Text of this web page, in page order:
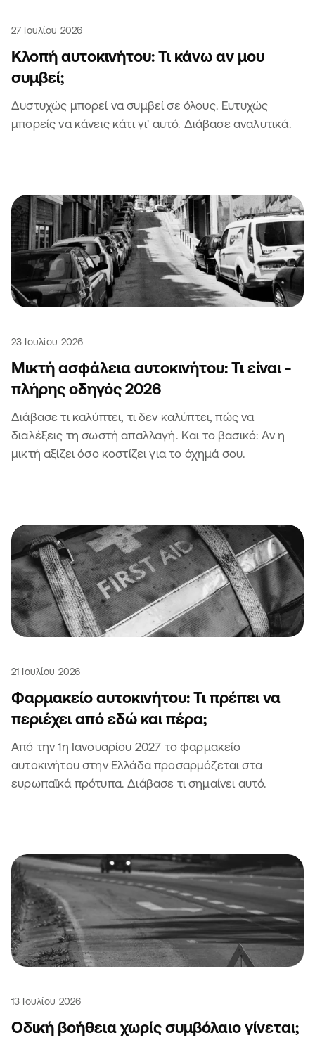
27 Ιουλίου 2026
Κλοπή αυτοκινήτου: Τι κάνω αν μου
συμβεί;
Δυστυχώς μπορεί να συμβεί σε όλους. Ευτυχώς
μπορείς να κάνεις κάτι γι' αυτό. Διάβασε αναλυτικά.
23 Ιουλίου 2026
Μικτή ασφάλεια αυτοκινήτου: Τι είναι -
πλήρης οδηγός 2026
Διάβασε τι καλύπτει, τι δεν καλύπτει, πώς να
διαλέξεις τη σωστή απαλλαγή. Και το βασικό: Αν η
μικτή αξίζει όσο κοστίζει για το όχημά σου.
21 Ιουλίου 2026
Φαρμακείο αυτοκινήτου: Τι πρέπει να
περιέχει από εδώ και πέρα;
Από την 1η Ιανουαρίου 2027 το φαρμακείο
αυτοκινήτου στην Ελλάδα προσαρμόζεται στα
ευρωπαϊκά πρότυπα. Διάβασε τι σημαίνει αυτό.
13 Ιουλίου 2026
Οδική βοήθεια χωρίς συμβόλαιο γίνεται;